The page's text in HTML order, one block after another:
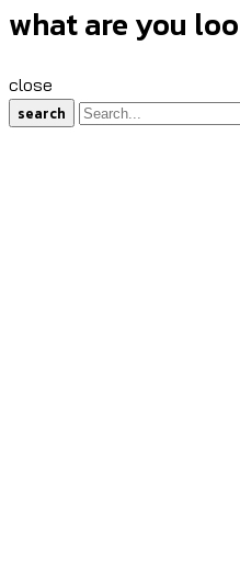
what are you
close
search